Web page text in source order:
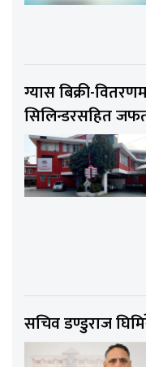
ग्यास बिक्री-
सिलिन्डरसहित
सचिव डण्डुराज